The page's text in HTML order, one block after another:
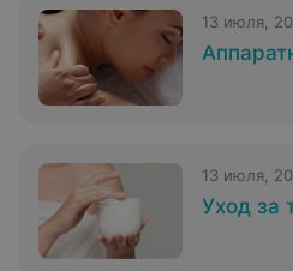
13 июля,
13 июля,
Уход за